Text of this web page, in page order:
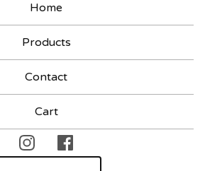
Home
Products
Contact
Cart